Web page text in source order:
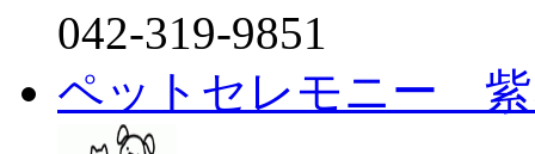
042-319-9851
ペットセレモニー